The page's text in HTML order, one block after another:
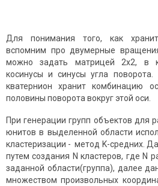
Для понимания того, как
вспомним про двумерные
можно задать матрицей 2x2, в
косинусы и синусы угла
кватернион хранит комбинацию
половины поворота вокруг этой оси.
При генерации групп объектов для
юнитов в выделенной области
кластеризации - метод K-средних.
путем создания N кластеров, где N
заданной области(группа), далее
множеством произвольных